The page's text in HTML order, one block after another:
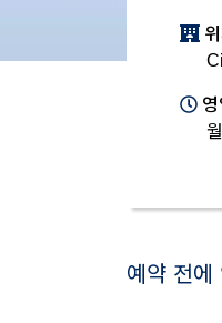
예약 전에